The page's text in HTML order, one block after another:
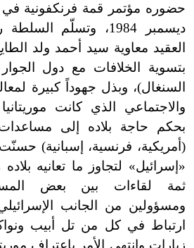
حضوره مؤتمر قمة فرنكفونية في
ديسمبر 1984، وتسلّم
العقيد معاوية سيد أحمد ولد
بتسوية الخلافات مع دول
السنغال)، وبذل جهوداً كبيرة
والاجتماعي الذي كانت
بحكم حاجة بلاده إلى
(أمريكية، فرنسية، إسبانية)
«إسرائيل» لتجاوز ما تعانيه
ثمة لقاءات بين بعض
ومسؤولين من الجانب
ارتباط في كل من تل أبيب
زيارات وانتهى الأمر باعتراف